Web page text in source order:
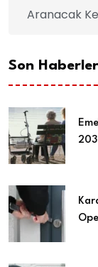
Son Haberler